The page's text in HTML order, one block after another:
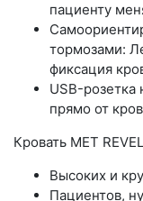
пациенту
тормозами:
фиксация
USB-розетка
прямо от
Кровать MET
Высоких и
Пациентов,